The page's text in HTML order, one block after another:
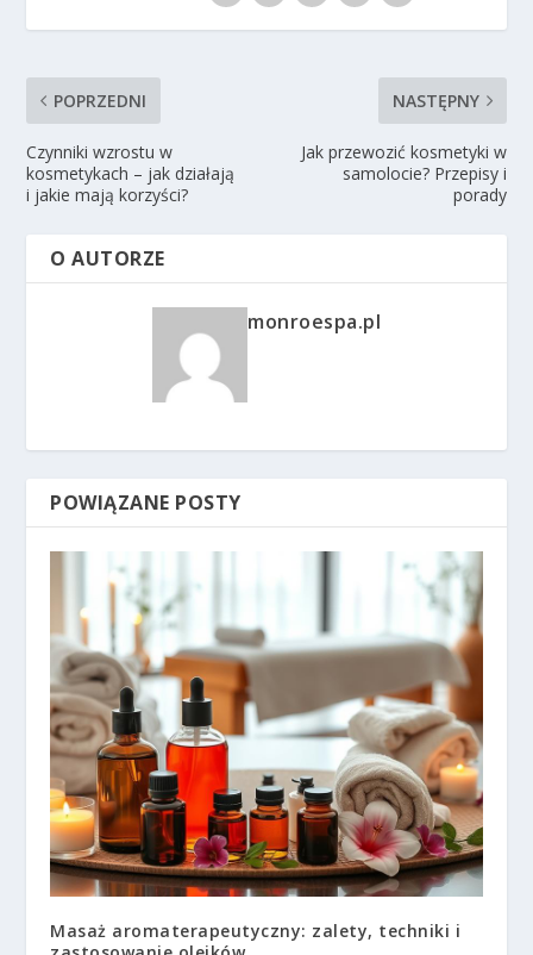
POPRZEDNI
Czynniki wzrostu w
kosmetykach – jak działają
i jakie mają korzyści?
NASTĘPNY
Jak przewozić kosmetyki w
samolocie? Przepisy i
porady
O AUTORZE
monroespa.pl
POWIĄZANE POSTY
Masaż aromaterapeutyczny: zalety, techniki i